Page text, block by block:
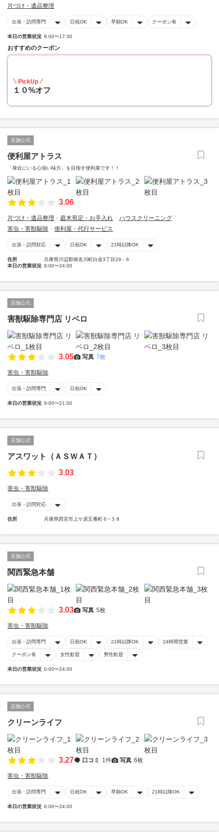
片づけ・遺品整理
出張・訪問専門 日祝OK 早朝OK クーポン有
本日の営業状況 8:00〜17:30
おすすめのクーポン
PickUp
１０%オフ
店舗公式
便利屋アトラス
「身近にいる心強い味方」を目指す便利屋です！！
3.06
片づけ・遺品整理 庭木剪定・お手入れ
ハウスクリーニング
害虫・害獣駆除
便利屋・代行サービス
出張・訪問対応 日祝OK 21時以降OK
住所
兵庫県川辺郡猪名川町白金3丁目29－6
本日の営業状況 9:00〜24:00
店舗公式
害獣駆除専門店 リベロ
3.05 写真 7枚
害虫・害獣駆除
出張・訪問専門 日祝OK
本日の営業状況 9:00〜21:00
店舗公式
アスワット（ＡＳＷＡＴ）
3.03
害虫・害獣駆除
出張・訪問対応
住所 兵庫県西宮市上ケ原五番町６−３８
店舗公式
関西緊急本舗
3.03 写真 5枚
害虫・害獣駆除
出張・訪問専門 日祝OK 21時以降OK 24時間営業
クーポン有 女性歓迎 男性歓迎
本日の営業状況 0:00〜24:00
店舗公式
クリーンライフ
3.27 口コミ 1件 写真 6枚
害虫・害獣駆除
出張・訪問専門 日祝OK 早朝OK 21時以降OK
本日の営業状況 6:00〜24:00